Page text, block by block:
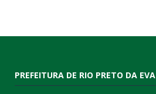
PREFEITURA DE RIO PRETO DA EVA